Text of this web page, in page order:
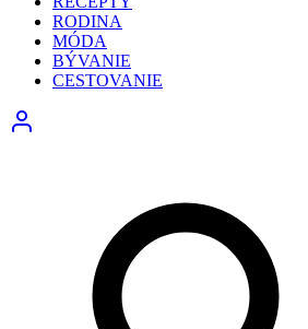
RODINA
MÓDA
BÝVANIE
CESTOVANIE